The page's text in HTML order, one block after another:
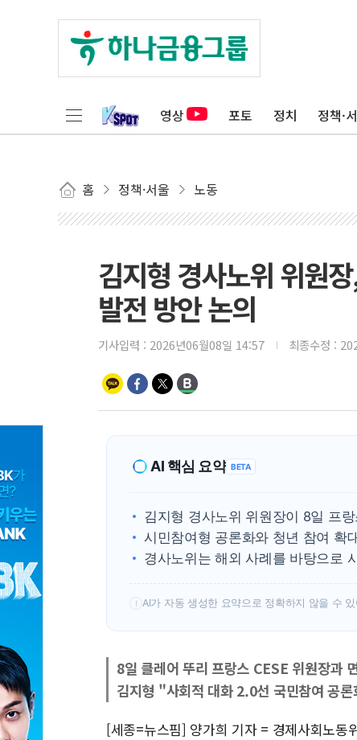
영상 포토 정치 정책·
홈 정책·서울 노동
김지형 경사노위 위원
발전 방안 논의
기사입력 : 2026년06월08일 14:57 최종수정 :
AI 핵심 요약 BETA
김지형 경사노위 위원장이 8일 프
시민참여형 공론화와 청년 참여 확
경사노위는 해외 사례를 바탕으로
! AI가 자동 생성한 요약으로 정확하지 않을 수 있
8일 클레어 뚜리 프랑스 CESE 위원장과
김지형 "사회적 대화 2.0선 국민참여 공
[세종=뉴스핌] 양가희 기자 = 경제사회노